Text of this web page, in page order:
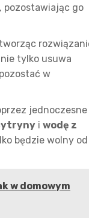
pozostawiając go
tylko usuwa
w
jednoczesne
i wodę z
będzie wolny od
w domowym